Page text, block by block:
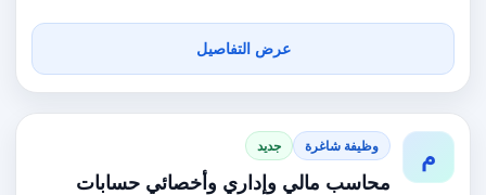
عرض التفاصيل
م وظيفة شاغرة جديد
محاسب مالي وإداري وأخصائي حسابات